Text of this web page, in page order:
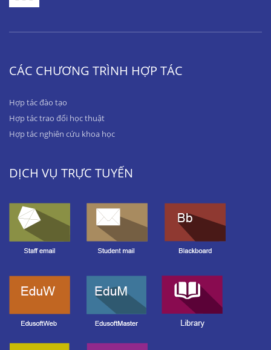
CÁC CHƯƠNG TRÌNH HỢP TÁC
Hợp tác đào tạo
Hợp tác trao đổi học thuật
Hợp tác nghiên cứu khoa học
DỊCH VỤ TRỰC TUYẾN